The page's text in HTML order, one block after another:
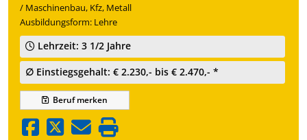
/ Maschinenbau, Kfz, Metall
Ausbildungsform: Lehre
Lehrzeit: 3 1/2 Jahre
∅ Einstiegsgehalt: € 2.230,- bis € 2.470,- *
Berufmerken